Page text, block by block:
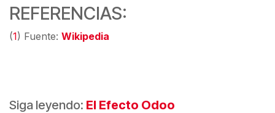
REFERENCIAS:
(1) Fuente: Wikipedia
Siga leyendo: El Efecto Odoo